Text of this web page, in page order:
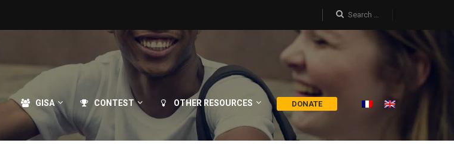
GISA CONTEST OTHER RESOURCES DONATE